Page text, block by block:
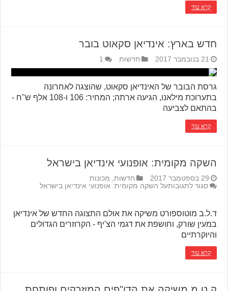
קרא עוד
חדש בארץ: אינדיאן סקאוט בובר
21 בנובמבר 2017 חדשות 1
גרסת הבובר של האינדיאן סקאוט, שהוצגה לאחרונה
בתערוכת מילאנו, הגיעה ארתה; המחיר: 106 ו-108 אלף ש"ח -
בהתאם לצביעה
קרא עוד
השקה מקומית: אופנועי אינדיאן בישראל
29 בספטמבר 2017 חדשות מכונות
סגור לתגובותעל השקה מקומית: אופנועי אינדיאן בישראל
ד.ל.ב מוטוספורט משיקה את אולם התצוגה החדש של אינדיאן
במעין שורק, וחושפת את דגמי הצ'יף - הקרוזרים הגדולים
והיוקרתיים
קרא עוד